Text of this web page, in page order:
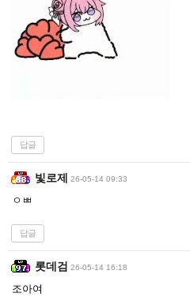
답글
빛로제 26-05-14 09:33
ㅇㅃ
답글
롯데검 26-05-14 16:18
조아여